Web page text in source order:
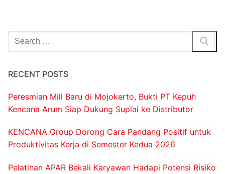
RECENT POSTS
Peresmian Mill Baru di Mojokerto, Bukti PT Kepuh
Kencana Arum Siap Dukung Suplai ke Distributor
KENCANA Group Dorong Cara Pandang Positif untuk
Produktivitas Kerja di Semester Kedua 2026
Pelatihan APAR Bekali Karyawan Hadapi Potensi Risiko